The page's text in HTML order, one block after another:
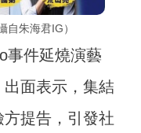
自朱海君IG）
事件延燒演藝
面表示，集結
提告，引發社